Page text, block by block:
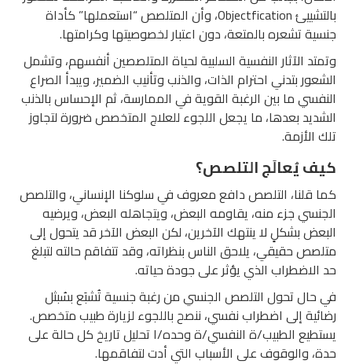
بالتشييئ Objectfication، وأن المتلصص “استعملها” كأداة
جنسية تشعره بالمتعة، دون اعتبار لخصوصيتها وكرامتها.
وتمتد الآثار النفسية السلبية لحياة المتلصصين أنفسهم، وتشمل
الشعور بتدني احترام الذات، والذنب وتأنيب الضمير، ويبدأ الصراع
النفسي ما بين الرغبة القوية في الممارسة، ثم الإحساس بالذنب
الشديد بعدها، ما يجعل اللجوء للعلاج المتخصص ضرورة لتجاوز
تلك الأزمة.
كيف يُعالَج التلصص؟
كما قلنا، التلصص دافع معروف في سلوكنا الإنساني، والتلصص
الجنسي جزء منه، يقاومه البعض، ويتجاهله البعض، ويرضيه
البعض بشكلٍ لا ينتهك الآخرين، لكن البعض الآخر قد يتحول إلى
متلصص حقيقي، يلاحق الناس بنظراته، وقد تتفاقم حالته لتبلغ
حد الاضطراب الذي يؤثر على جودة حياته.
في حال تحول التلصص الجنسي من رغبة جنسية تُشبَع بسُبثل
رضائية إلى اضطراب نفسي، ننصح باللجوء لزيارة طبيب متخصص.
يستطيع الطبيب/ة النفسي/ة وحده/ا تحليل تاريخ كل حالة على
حدة، والوقوف على الأسباب التي أدت لتفاقمها.